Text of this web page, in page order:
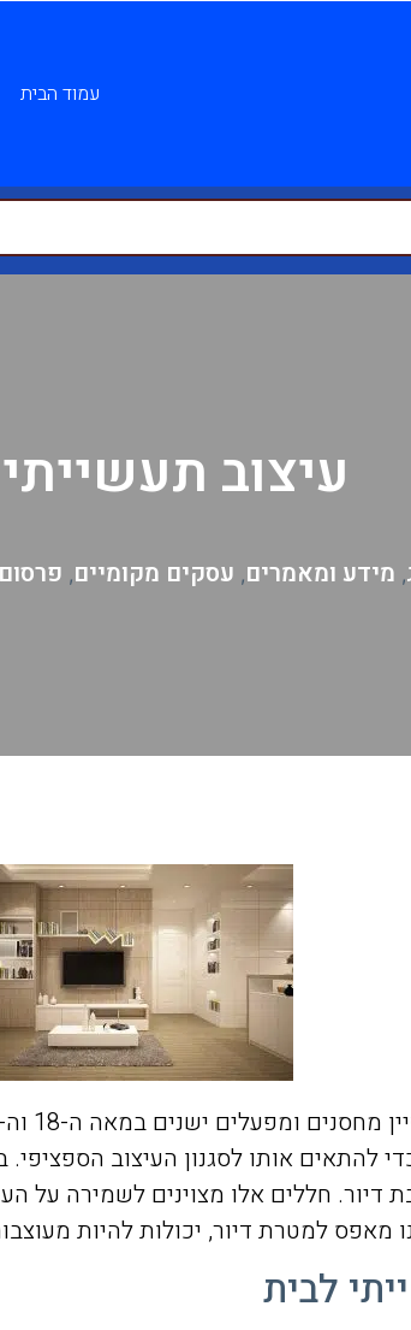
עמוד הבית
עיצוב
, מידע ומאמרים, עסקים מקומיים,
להתאים אותו לסגנון העיצוב
דיור. חללים אלו מצוינים לשמירה על
למטרת דיור, יכולות להיות
לבית